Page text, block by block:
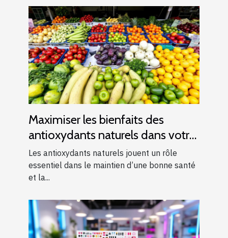
Maximiser les bienfaits des
antioxydants naturels dans votre
alimentation quotidienne
Les antioxydants naturels jouent un rôle
essentiel dans le maintien d’une bonne santé
et la...